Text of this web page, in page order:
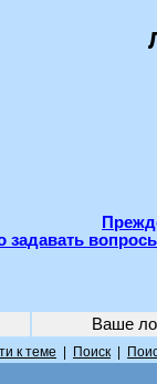
задавать
Ваше
к теме Поиск